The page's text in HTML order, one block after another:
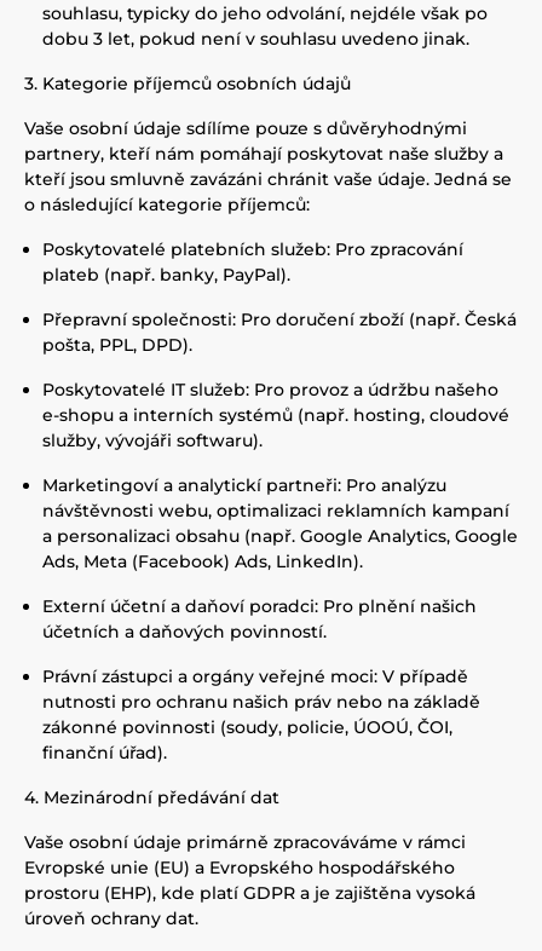
souhlasu, typicky do jeho odvolání, nejdéle však po
dobu 3 let, pokud není v souhlasu uvedeno jinak.
3. Kategorie příjemců osobních údajů
Vaše osobní údaje sdílíme pouze s důvěryhodnými
partnery, kteří nám pomáhají poskytovat naše služby a
kteří jsou smluvně zavázáni chránit vaše údaje. Jedná se
o následující kategorie příjemců:
Poskytovatelé platebních služeb: Pro zpracování
plateb (např. banky, PayPal).
Přepravní společnosti: Pro doručení zboží (např. Česká
pošta, PPL, DPD).
Poskytovatelé IT služeb: Pro provoz a údržbu našeho
e-shopu a interních systémů (např. hosting, cloudové
služby, vývojáři softwaru).
Marketingoví a analytickí partneři: Pro analýzu
návštěvnosti webu, optimalizaci reklamních kampaní
a personalizaci obsahu (např. Google Analytics, Google
Ads, Meta (Facebook) Ads, LinkedIn).
Externí účetní a daňoví poradci: Pro plnění našich
účetních a daňových povinností.
Právní zástupci a orgány veřejné moci: V případě
nutnosti pro ochranu našich práv nebo na základě
zákonné povinnosti (soudy, policie, ÚOOÚ, ČOI,
finanční úřad).
4. Mezinárodní předávání dat
Vaše osobní údaje primárně zpracováváme v rámci
Evropské unie (EU) a Evropského hospodářského
prostoru (EHP), kde platí GDPR a je zajištěna vysoká
úroveň ochrany dat.